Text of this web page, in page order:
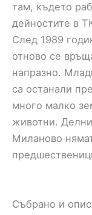
там, където
дейностите в
След 1989
отново се
напразно.
са останали
много малко
животни.
Миланово
Събрано и